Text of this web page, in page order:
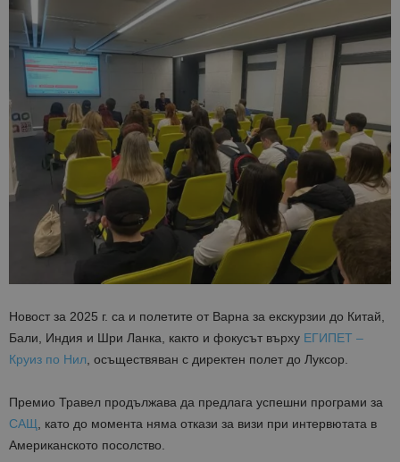
Новост за 2025 г. са и полетите от Варна за екскурзии до Китай,
Бали, Индия и Шри Ланка, както и фокусът върху ЕГИПЕТ –
Круиз по Нил, осъществяван с директен полет до Луксор.
Премио Травел продължава да предлага успешни програми за
САЩ, като до момента няма откази за визи при интервютата в
Американското посолство.